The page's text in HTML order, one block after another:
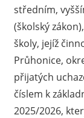
středním,
(školský
školy, jejíž
Průhonice,
přijatých
číslem k
2025/2026,